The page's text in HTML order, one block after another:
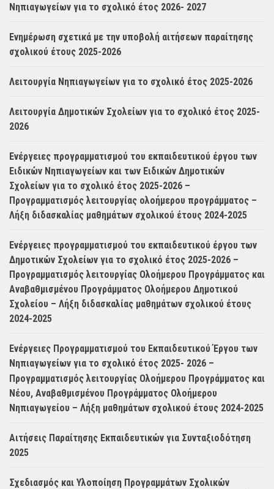
Νηπιαγωγείων για το σχολικό έτος 2026- 2027
Ενημέρωση σχετικά με την υποβολή αιτήσεων παραίτησης
σχολικού έτους 2025-2026
Λειτουργία Νηπιαγωγείων για το σχολικό έτος 2025-2026
Λειτουργία Δημοτικών Σχολείων για το σχολικό έτος 2025-
2026
Ενέργειες προγραμματισμού του εκπαιδευτικού έργου των
Ειδικών Νηπιαγωγείων και των Ειδικών Δημοτικών
Σχολείων για το σχολικό έτος 2025-2026 –
Προγραμματισμός λειτουργίας ολοήμερου προγράμματος –
Λήξη διδασκαλίας μαθημάτων σχολικού έτους 2024-2025
Ενέργειες προγραμματισμού του εκπαιδευτικού έργου των
Δημοτικών Σχολείων για το σχολικό έτος 2025-2026 –
Προγραμματισμός λειτουργίας Ολοήμερου Προγράμματος και
Αναβαθμισμένου Προγράμματος Ολοήμερου Δημοτικού
Σχολείου – Λήξη διδασκαλίας μαθημάτων σχολικού έτους
2024-2025
Ενέργειες Προγραμματισμού του Εκπαιδευτικού Έργου των
Νηπιαγωγείων για το σχολικό έτος 2025- 2026 –
Προγραμματισμός λειτουργίας Ολοήμερου Προγράμματος και
Νέου, Αναβαθμισμένου Προγράμματος Ολοήμερου
Νηπιαγωγείου – Λήξη μαθημάτων σχολικού έτους 2024-2025
Αιτήσεις Παραίτησης Εκπαιδευτικών για Συνταξιοδότηση
2025
Σχεδιασμός και Υλοποίηση Προγραμμάτων Σχολικών